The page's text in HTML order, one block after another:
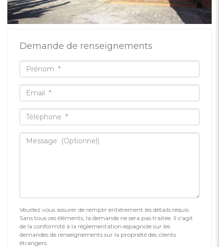
Demande de renseignements
Veuillez vous assurer de remplir entièrement les détails requis.
Sans tous ces éléments, la demande ne sera pas traitée. Il s'agit
de la conformité à la réglementation espagnole sur les
demandes de renseignements sur la propriété des clients
étrangers.